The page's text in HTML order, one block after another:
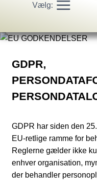
Vælg:
GDPR,
GDPR har siden den
EU-retlige ramme for
Reglerne gælder ikke
enhver organisation,
der behandler